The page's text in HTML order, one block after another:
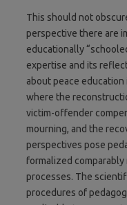
This should not
perspective there are
educationally
expertise and its
about peace
where the
victim-offender
mourning, and the
perspectives pose
formalized
processes. The
procedures of